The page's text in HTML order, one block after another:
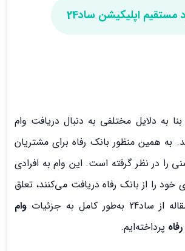
مستقیم اپلیکیشن ساد24
بنا به دلایل مختلفی به دنبال دریافت وام
همین منظور بانک رفاه برای مشتریان
را در نظر گرفته است. این وام به افرادی
را از بانک رفاه دریافت می‌کنند، تعلق
کامل به جزئیات
وام
پرداخته‌ایم.